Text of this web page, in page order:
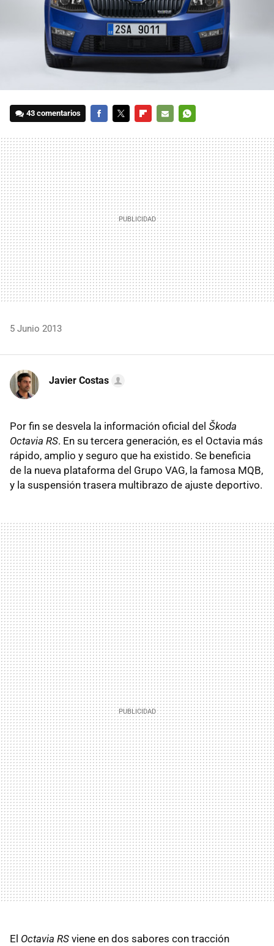
43 comentarios
MAIL
5 Junio 2013
Javier Costas
Por fin se desvela la información oficial del Škoda
Octavia RS. En su tercera generación, es el Octavia más
rápido, amplio y seguro que ha existido. Se beneficia
de la nueva plataforma del Grupo VAG, la famosa MQB,
y la suspensión trasera multibrazo de ajuste deportivo.
El Octavia RS viene en dos sabores con tracción